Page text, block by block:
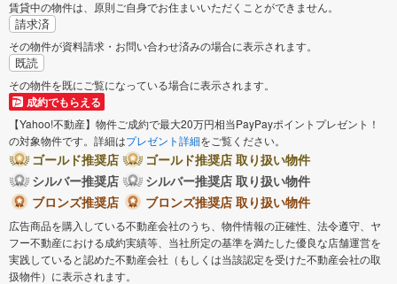
賃貸中の物件は、原則ご自身でお住まいいただくことができません。
請求済
その物件が資料請求・お問い合わせ済みの場合に表示されます。
既読
その物件を既にご覧になっている場合に表示されます。
成約でもらえる
【Yahoo!不動産】物件ご成約で最大20万円相当PayPayポイントプレゼント！
の対象物件です。詳細はプレゼント詳細をご覧ください。
ゴールド推奨店
ゴールド推奨店 取り扱い物件
シルバー推奨店
シルバー推奨店 取り扱い物件
ブロンズ推奨店
ブロンズ推奨店 取り扱い物件
広告商品を購入している不動産会社のうち、物件情報の正確性、法令遵守、ヤ
フー不動産における成約実績等、当社所定の基準を満たした優良な店舗運営を
実践していると認めた不動産会社（もしくは当該認定を受けた不動産会社の取
扱物件）に表示されます。